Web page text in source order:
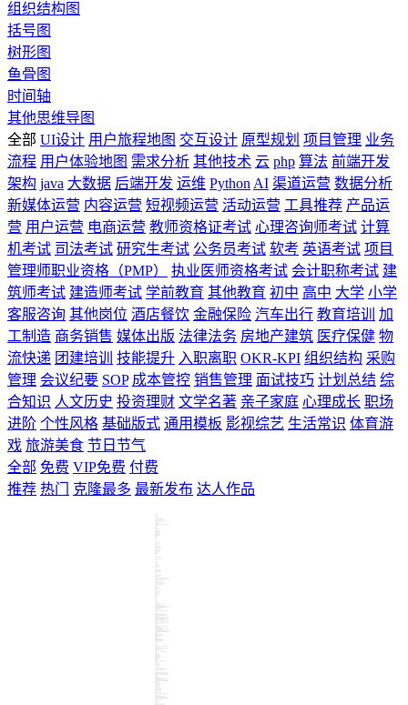
组织结构图
括号图
树形图
鱼骨图
时间轴
其他思维导图
全部 UI设计 用户旅程地图 交互设计 原型规划 项目管理 业务
流程 用户体验地图 需求分析 其他技术 云 php 算法 前端开发
架构 java 大数据 后端开发 运维 Python AI 渠道运营 数据分析
新媒体运营 内容运营 短视频运营 活动运营 工具推荐 产品运
营 用户运营 电商运营 教师资格证考试 心理咨询师考试 计算
机考试 司法考试 研究生考试 公务员考试 软考 英语考试 项目
管理师职业资格（PMP）
执业医师资格考试 会计职称考试 建
筑师考试 建造师考试 学前教育 其他教育 初中 高中 大学 小学
客服咨询 其他岗位 酒店餐饮 金融保险 汽车出行 教育培训
加
工制造 商务销售 媒体出版 法律法务 房地产建筑 医疗保健 物
流快递 团建培训 技能提升 入职离职 OKR-KPI 组织结构 采购
管理 会议纪要 SOP 成本管控 销售管理 面试技巧 计划总结 综
合知识 人文历史 投资理财 文学名著 亲子家庭 心理成长 职场
进阶 个性风格 基础版式 通用模板 影视综艺 生活常识 体育游
戏 旅游美食 节日节气
全部 免费 VIP免费 付费
推荐 热门 克隆最多 最新发布 达人作品